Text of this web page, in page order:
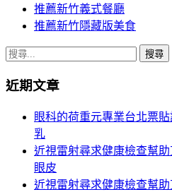
推薦新竹義式餐廳
推薦新竹隱藏版美食
搜
關
近期文章
眼科的荷重元專業台北票
乳
近視雷射尋求健康檢查幫
眼皮
近視雷射尋求健康檢查幫